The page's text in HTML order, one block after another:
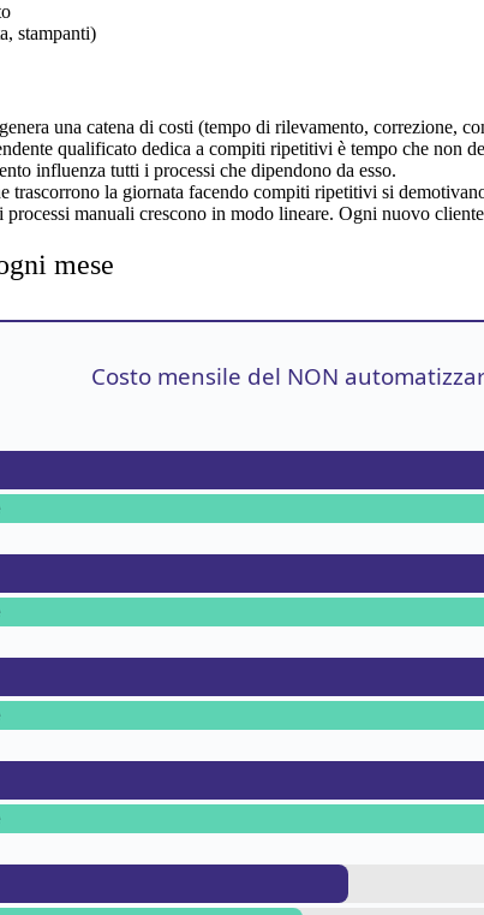
stampanti)
una catena di costi (tempo di rilevamento, correzione,
qualificato dedica a compiti ripetitivi è tempo che non
influenza tutti i processi che dipendono da esso.
trascorrono la giornata facendo compiti ripetitivi si
processi manuali crescono in modo lineare. Ogni nuovo
mese
Costo mensile del NON